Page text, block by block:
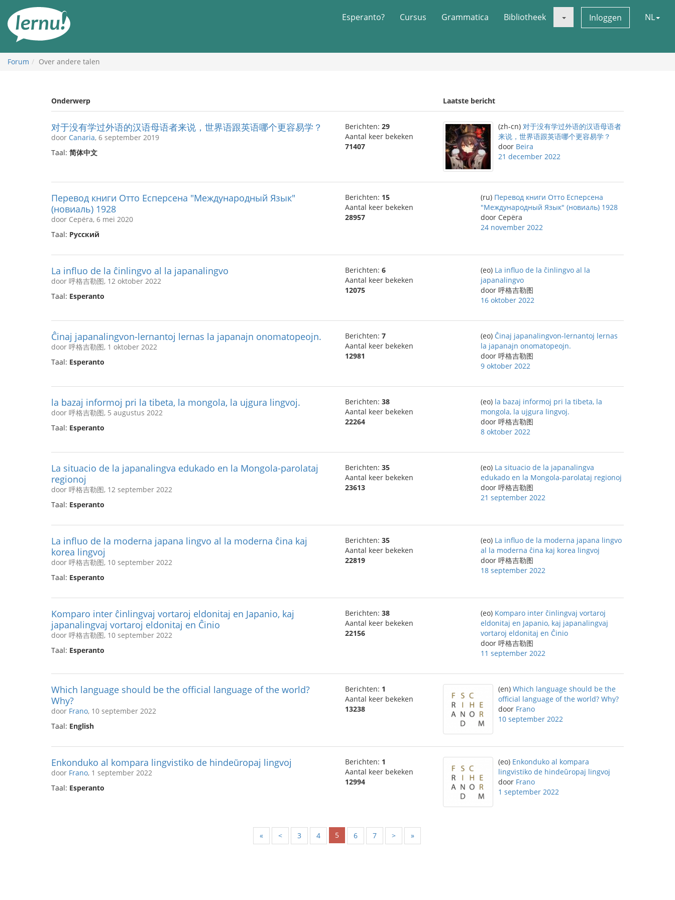
inhoud
Esperanto? Cursus Grammatica Bibliotheek Inloggen NL
Forum Over andere talen
Onderwerp Laatste bericht
对于没有学过外语的汉语母语者来说，世界语跟英语哪个更容易学？
door Canaria, 6 september 2019
Taal: 简体中文
Berichten: 29
Aantal keer bekeken
71407
(zh-cn) 对于没有学过外语的汉语母语者
来说，世界语跟英语哪个更容易学？
door Beira
21 december 2022
Перевод книги Отто Есперсена "Международный Язык"
(новиаль) 1928
door Серёга, 6 mei 2020
Taal: Русский
Berichten: 15
Aantal keer bekeken
28957
(ru) Перевод книги Отто Есперсена
"Международный Язык" (новиаль) 1928
door Серёга
24 november 2022
La influo de la ĉinlingvo al la japanalingvo
door 呼格吉勒图, 12 oktober 2022
Taal: Esperanto
Berichten: 6
Aantal keer bekeken
12075
(eo) La influo de la ĉinlingvo al la
japanalingvo
door 呼格吉勒图
16 oktober 2022
Ĉinaj japanalingvon-lernantoj lernas la japanajn onomatopeojn.
door 呼格吉勒图, 1 oktober 2022
Taal: Esperanto
Berichten: 7
Aantal keer bekeken
12981
(eo) Ĉinaj japanalingvon-lernantoj lernas
la japanajn onomatopeojn.
door 呼格吉勒图
9 oktober 2022
la bazaj informoj pri la tibeta, la mongola, la ujgura lingvoj.
door 呼格吉勒图, 5 augustus 2022
Taal: Esperanto
Berichten: 38
Aantal keer bekeken
22264
(eo) la bazaj informoj pri la tibeta, la
mongola, la ujgura lingvoj.
door 呼格吉勒图
8 oktober 2022
La situacio de la japanalingva edukado en la Mongola-parolataj
regionoj
door 呼格吉勒图, 12 september 2022
Taal: Esperanto
Berichten: 35
Aantal keer bekeken
23613
(eo) La situacio de la japanalingva
edukado en la Mongola-parolataj regionoj
door 呼格吉勒图
21 september 2022
La influo de la moderna japana lingvo al la moderna ĉina kaj
korea lingvoj
door 呼格吉勒图, 10 september 2022
Taal: Esperanto
Berichten: 35
Aantal keer bekeken
22819
(eo) La influo de la moderna japana lingvo
al la moderna ĉina kaj korea lingvoj
door 呼格吉勒图
18 september 2022
Komparo inter ĉinlingvaj vortaroj eldonitaj en Japanio, kaj
japanalingvaj vortaroj eldonitaj en Ĉinio
door 呼格吉勒图, 10 september 2022
Taal: Esperanto
Berichten: 38
Aantal keer bekeken
22156
(eo) Komparo inter ĉinlingvaj vortaroj
eldonitaj en Japanio, kaj japanalingvaj
vortaroj eldonitaj en Ĉinio
door 呼格吉勒图
11 september 2022
Which language should be the official language of the world?
Why?
door Frano, 10 september 2022
Taal: English
Berichten: 1
Aantal keer bekeken
13238
(en) Which language should be the
official language of the world? Why?
door Frano
10 september 2022
Enkonduko al kompara lingvistiko de hindeŭropaj lingvoj
door Frano, 1 september 2022
Taal: Esperanto
Berichten: 1
Aantal keer bekeken
12994
(eo) Enkonduko al kompara
lingvistiko de hindeŭropaj lingvoj
door Frano
1 september 2022
« < 3 4 5 6 7 > »